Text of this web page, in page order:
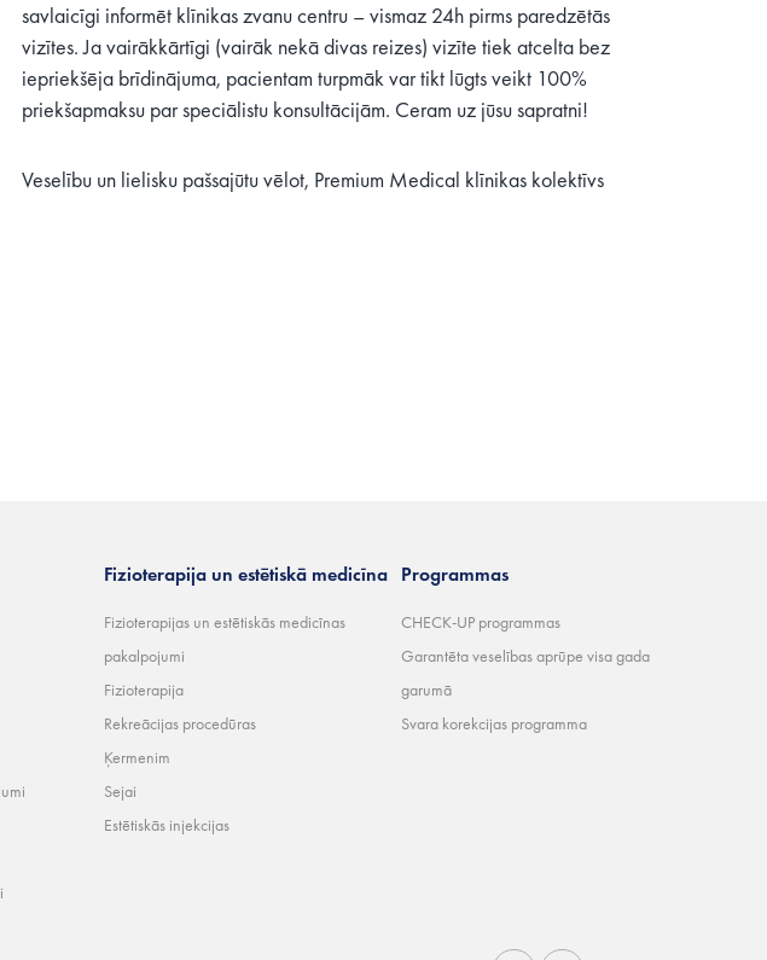
savlaicīgi informēt klīnikas zvanu centru – vismaz 24h pirms paredzētās
vizītes. Ja vairākkārtīgi (vairāk nekā divas reizes) vizīte tiek atcelta bez
iepriekšēja brīdinājuma, pacientam turpmāk var tikt lūgts veikt 100%
priekšapmaksu par speciālistu konsultācijām. Ceram uz jūsu sapratni!
Veselību un lielisku pašsajūtu vēlot, Premium Medical klīnikas kolektīvs
Fizioterapija un estētiskā medicīna
Fizioterapijas un estētiskās medicīnas
pakalpojumi
Fizioterapija
Rekreācijas procedūras
Ķermenim
Sejai
Estētiskās injekcijas
Programmas
CHECK-UP programmas
Garantēta veselības aprūpe visa gada
garumā
Svara korekcijas programma